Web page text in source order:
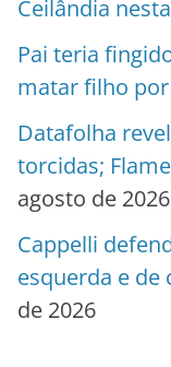
Ceilândia
Pai teria
matar filho
Datafolha
torcidas;
agosto de 2026
Cappelli
esquerda e de
de 2026